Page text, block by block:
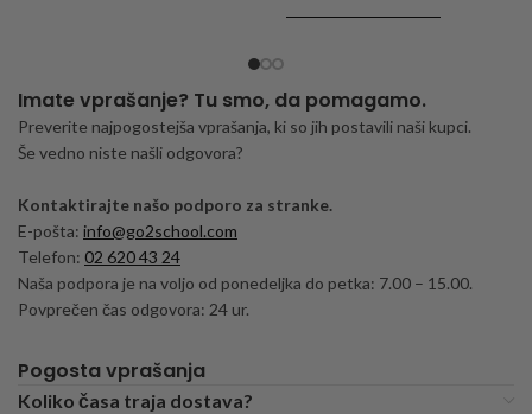
Imate vprašanje? Tu smo, da pomagamo.
Preverite najpogostejša vprašanja, ki so jih postavili naši kupci.
Še vedno niste našli odgovora?
Kontaktirajte našo podporo za stranke.
E-pošta: info@go2school.com
Telefon: 02 620 43 24
Naša podpora je na voljo od ponedeljka do petka: 7.00 – 15.00.
Povprečen čas odgovora: 24 ur.
Pogosta vprašanja
Koliko časa traja dostava?